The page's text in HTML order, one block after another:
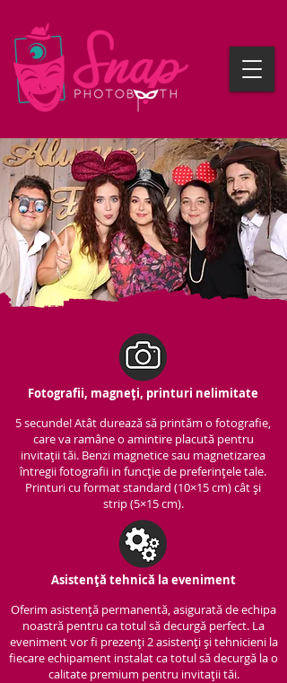
Fotografii, magneți, printuri nelimitate
5 secunde! Atât durează să printăm o fotografie,
care va ramâne o amintire placută pentru
invitații tăi. Benzi magnetice sau magnetizarea
întregii fotografii in funcție de preferințele tale.
Printuri cu format standard (10×15 cm) cât și
strip (5×15 cm).
Asistență tehnică la eveniment
Oferim asistență permanentă, asigurată de echipa
noastră pentru ca totul să decurgă perfect. La
eveniment vor fi prezenți 2 asistenți și tehnicieni la
fiecare echipament instalat ca totul să decurgă la o
calitate premium pentru invitații tăi.